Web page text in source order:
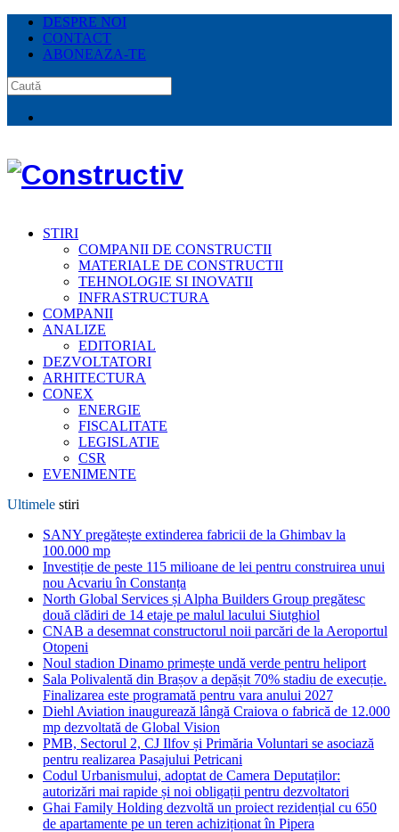
DESPRE NOI
CONTACT
ABONEAZA-TE
STIRI
COMPANII DE CONSTRUCTII
MATERIALE DE CONSTRUCTII
TEHNOLOGIE SI INOVATII
INFRASTRUCTURA
COMPANII
ANALIZE
EDITORIAL
DEZVOLTATORI
ARHITECTURA
CONEX
ENERGIE
FISCALITATE
LEGISLATIE
CSR
EVENIMENTE
Ultimele stiri
SANY pregătește extinderea fabricii de la Ghimbav la
100.000 mp
Investiție de peste 115 milioane de lei pentru construirea unui
nou Acvariu în Constanța
North Global Services și Alpha Builders Group pregătesc
două clădiri de 14 etaje pe malul lacului Siutghiol
CNAB a desemnat constructorul noii parcări de la Aeroportul
Otopeni
Noul stadion Dinamo primește undă verde pentru heliport
Sala Polivalentă din Brașov a depășit 70% stadiu de execuție.
Finalizarea este programată pentru vara anului 2027
Diehl Aviation inaugurează lângă Craiova o fabrică de 12.000
mp dezvoltată de Global Vision
PMB, Sectorul 2, CJ Ilfov și Primăria Voluntari se asociază
pentru realizarea Pasajului Petricani
Codul Urbanismului, adoptat de Camera Deputaților:
autorizări mai rapide și noi obligații pentru dezvoltatori
Ghai Family Holding dezvoltă un proiect rezidențial cu 650
de apartamente pe un teren achiziționat în Pipera